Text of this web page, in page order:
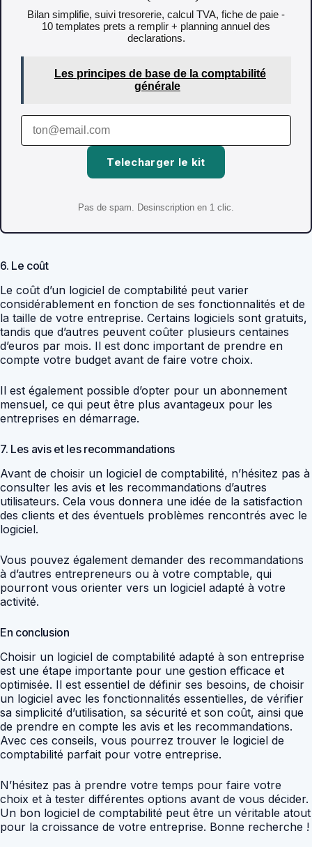
Bilan simplifie, suivi tresorerie, calcul TVA, fiche de paie -
10 templates prets a remplir + planning annuel des
declarations.
Les principes de base de la comptabilité
générale
Telecharger le kit
Pas de spam. Desinscription en 1 clic.
6. Le coût
Le coût d’un logiciel de comptabilité peut varier
considérablement en fonction de ses fonctionnalités et de
la taille de votre entreprise. Certains logiciels sont gratuits,
tandis que d’autres peuvent coûter plusieurs centaines
d’euros par mois. Il est donc important de prendre en
compte votre budget avant de faire votre choix.
Il est également possible d’opter pour un abonnement
mensuel, ce qui peut être plus avantageux pour les
entreprises en démarrage.
7. Les avis et les recommandations
Avant de choisir un logiciel de comptabilité, n’hésitez pas à
consulter les avis et les recommandations d’autres
utilisateurs. Cela vous donnera une idée de la satisfaction
des clients et des éventuels problèmes rencontrés avec le
logiciel.
Vous pouvez également demander des recommandations
à d’autres entrepreneurs ou à votre comptable, qui
pourront vous orienter vers un logiciel adapté à votre
activité.
En conclusion
Choisir un logiciel de comptabilité adapté à son entreprise
est une étape importante pour une gestion efficace et
optimisée. Il est essentiel de définir ses besoins, de choisir
un logiciel avec les fonctionnalités essentielles, de vérifier
sa simplicité d’utilisation, sa sécurité et son coût, ainsi que
de prendre en compte les avis et les recommandations.
Avec ces conseils, vous pourrez trouver le logiciel de
comptabilité parfait pour votre entreprise.
N’hésitez pas à prendre votre temps pour faire votre
choix et à tester différentes options avant de vous décider.
Un bon logiciel de comptabilité peut être un véritable atout
pour la croissance de votre entreprise. Bonne recherche !